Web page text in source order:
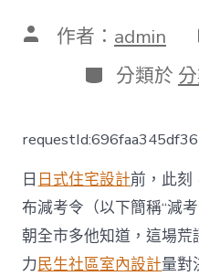
文 作者： admin
分
類
分類於
日 日式住宅設計前，此刻
布減考令（以下簡稱“減
朝全市多他知道，這場
力民生社區室內設計量對